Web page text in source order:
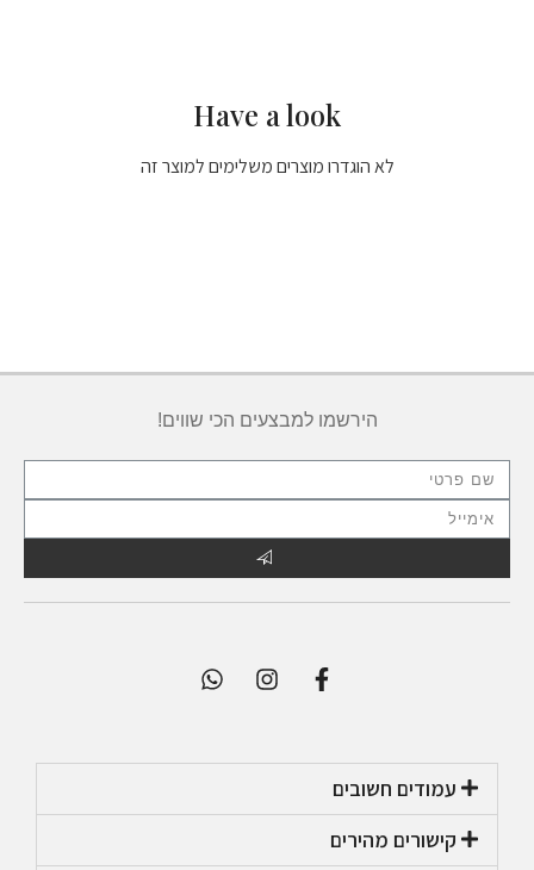
Have a look
לא הוגדרו מוצרים משלימים למוצר זה
הירשמו למבצעים הכי שווים!
עמודים חשובים
קישורים מהירים​